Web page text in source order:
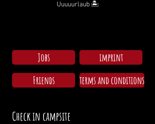
Uuuuurlaub 🏝
Jobs
imprint
Friends
terms and conditions
Check in campsite